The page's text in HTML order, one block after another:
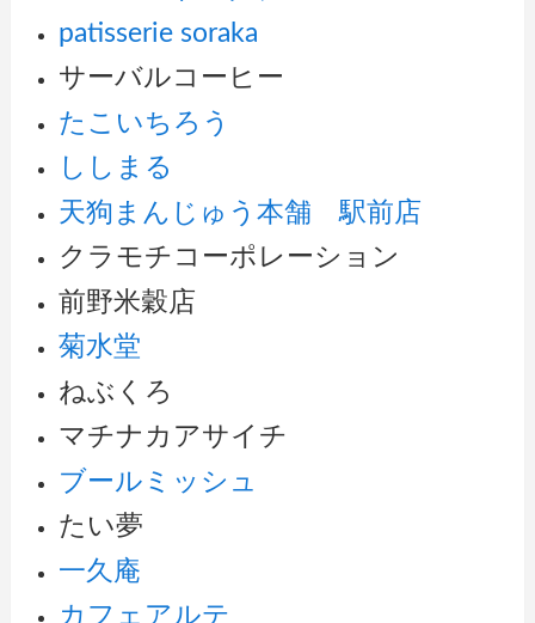
patisserie soraka
サーバルコーヒー
たこいちろう
ししまる
天狗まんじゅう本舗 駅前店
クラモチコーポレーション
前野米穀店
菊水堂
ねぶくろ
マチナカアサイチ
ブールミッシュ
たい夢
一久庵
カフェアルテ